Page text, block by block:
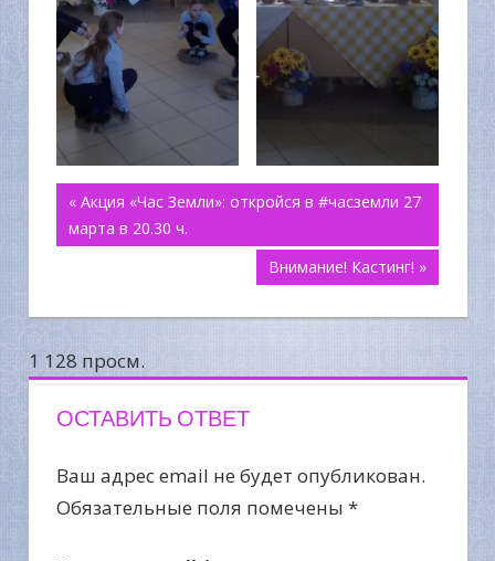
Навигация
по
« Акция «Час Земли»: откройся в #часземли 27
марта в 20.30 ч.
Внимание! Кастинг! »
1 128 просм.
ОСТАВИТЬ ОТВЕТ
Ваш адрес email не будет опубликован.
Обязательные поля помечены *